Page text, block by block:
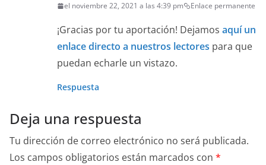
el noviembre 22, 2021 a las 4:39 pm Enlace permanente
¡Gracias por tu aportación! Dejamos aquí un
enlace directo a nuestros lectores para que
puedan echarle un vistazo.
Respuesta
Deja una respuesta
Tu dirección de correo electrónico no será publicada.
Los campos obligatorios están marcados con *